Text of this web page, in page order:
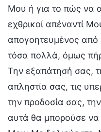
Μου ή για το πώς να
εχθρικοί απέναντί
απογοητευμένος από
τόσα πολλά, όμως
Την εξαπάτησή σας,
απληστία σας, τις
την προδοσία σας,
αυτά θα μπορούσε να